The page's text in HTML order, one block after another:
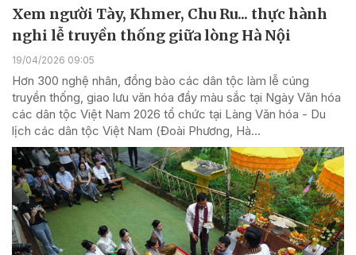
Xem người Tày, Khmer, Chu Ru... thực hành
nghi lễ truyền thống giữa lòng Hà Nội
19/04/2026 09:05
Hơn 300 nghệ nhân, đồng bào các dân tộc làm lễ cúng
truyền thống, giao lưu văn hóa đầy màu sắc tại Ngày Văn hóa
các dân tộc Việt Nam 2026 tổ chức tại Làng Văn hóa - Du
lịch các dân tộc Việt Nam (Đoài Phương, Hà...